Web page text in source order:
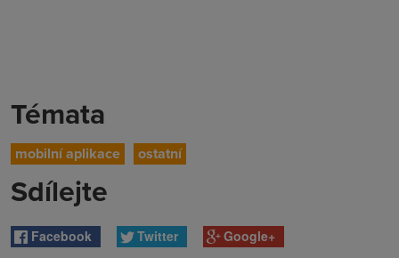
Témata
mobilní aplikace ostatní
Sdílejte
Facebook Twitter Google+